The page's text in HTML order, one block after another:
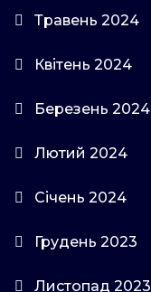
Травень 2024
Квітень 2024
Березень 2024
Лютий 2024
Січень 2024
Грудень 2023
Листопад 2023